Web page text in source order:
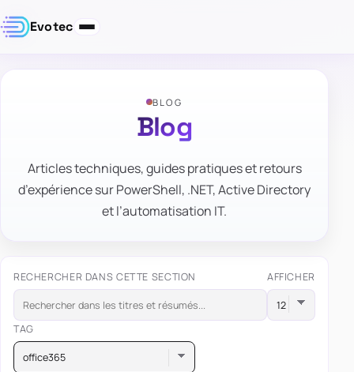
Evotec
BLOG
Blog
Articles techniques, guides pratiques et retours
d’expérience sur PowerShell, .NET, Active Directory
et l’automatisation IT.
RECHERCHER DANS CETTE SECTION AFFICHER
TAG
office365